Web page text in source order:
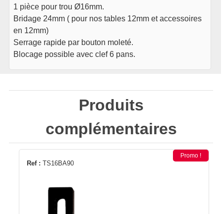
1 pièce pour trou Ø16mm.
Bridage 24mm ( pour nos tables 12mm et accessoires
en 12mm)
Serrage rapide par bouton moleté.
Blocage possible avec clef 6 pans.
Produits
complémentaires
Ref : TS16BA90
Promo !